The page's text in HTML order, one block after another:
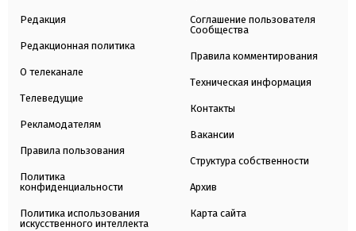
Редакция
Редакционная политика
О телеканале
Телеведущие
Рекламодателям
Правила пользования
Политика
конфиденциальности
Политика использования
искусственного интеллекта
Соглашение пользователя
Сообщества
Правила комментирования
Техническая информация
Контакты
Вакансии
Структура собственности
Архив
Карта сайта